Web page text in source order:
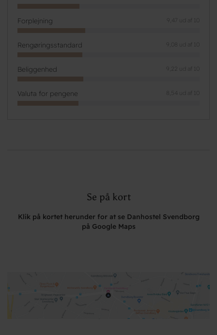
Forplejning 9,47 ud af 10
Rengøringsstandard 9,08 ud af 10
Beliggenhed 9,22 ud af 10
Valuta for pengene 8,54 ud af 10
Se på kort
Klik på kortet herunder for at se Danhostel Svendborg
på Google Maps